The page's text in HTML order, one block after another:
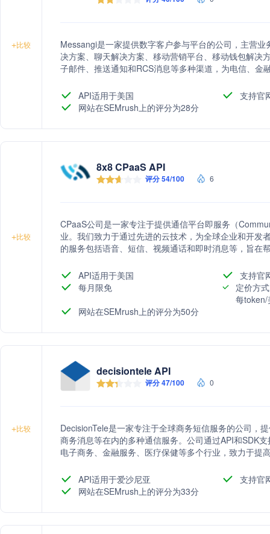
+比较
Messangi是一家提供数字客户参与平台的公司，主营
决方案、聊天解决方案、移动营销平台、移动钱包解决
子邮件、推送通知和RCS消息等多种渠道，为电信、金
API适用于美国
支持官
网站在SEMrush上的评分为28分
+比较
8x8 CPaaS API
评分 54/100 6
CPaaS公司是一家专注于提供通信平台即服务（
业。我们致力于通过先进的云技术，为全球企业和开发
的服务包括语音、短信、视频通话和即时消息等，旨在
API适用于美国
支持官
每月限免
定价方
每token/
网站在SEMrush上的评分为50分
+比较
decisiontele API
评分 47/100 0
DecisionTele是一家专注于全球商务短信服务的公司，
商务消息等在内的多种通信服务。公司通过API和SDK
电子商务、金融服务、医疗保健等多个行业，致力于提
API适用于爱沙尼亚
支持官
网站在SEMrush上的评分为33分